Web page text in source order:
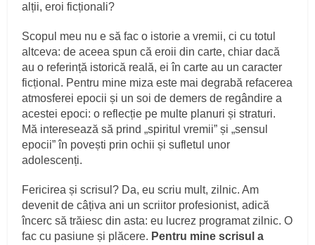
alții, eroi ficționali?
Scopul meu nu e să fac o istorie a vremii, ci cu totul
altceva: de aceea spun că eroii din carte, chiar dacă
au o referință istorică reală, ei în carte au un caracter
ficțional. Pentru mine miza este mai degrabă refacerea
atmosferei epocii și un soi de demers de regândire a
acestei epoci: o reflecție pe multe planuri și straturi.
Mă interesează să prind „spiritul vremii” și „sensul
epocii” în povești prin ochii și sufletul unor
adolescenți.
Fericirea și scrisul? Da, eu scriu mult, zilnic. Am
devenit de câțiva ani un scriitor profesionist, adică
încerc să trăiesc din asta: eu lucrez programat zilnic. O
fac cu pasiune și plăcere. Pentru mine scrisul a